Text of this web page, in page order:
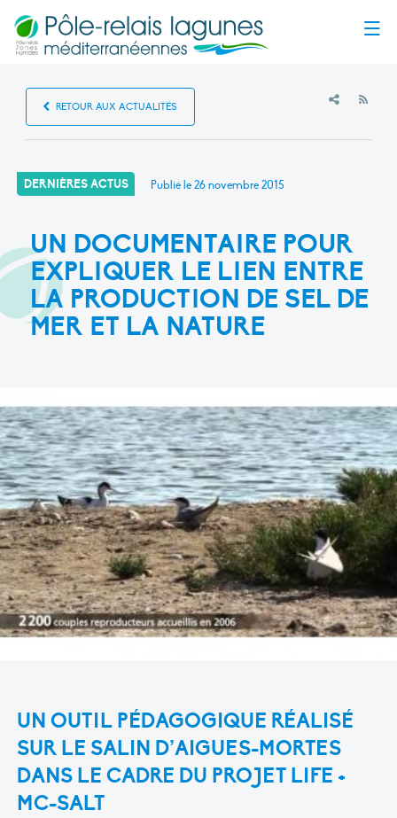
RETOUR AUX ACTUALITÉS
DERNIÈRES ACTUS Publié le26 novembre 2015
UN DOCUMENTAIRE POUR
EXPLIQUER LE LIEN ENTRE
LA PRODUCTION DE SEL DE
MER ET LA NATURE
UN OUTIL PÉDAGOGIQUE RÉALISÉ
SUR LE SALIN D’AIGUES-MORTES
DANS LE CADRE DU PROJET LIFE +
MC-SALT